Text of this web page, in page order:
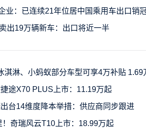
业：已连续21年位居中国乘用车出口销
出19万辆新车：出口将近一半
淇淋、小蚂蚁部分车型可享4万补贴 1.69
途X70 PLUS上市：11.19万起
台14维度降本举措：供应商同步跟进
奇瑞风云T10上市：18.99万起